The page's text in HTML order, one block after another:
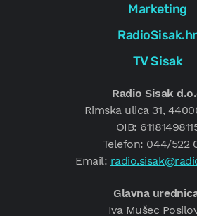
Marketing
RadioSisak.hr
TV Sisak
Radio Sisak
Rimska ulica 31,
OIB:
Telefon: 044/522
Email:
Glavna
Iva Mušec